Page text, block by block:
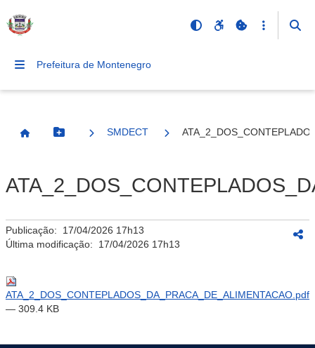
Prefeitura de Montenegro
Página InicialBotão Menu
SMDECT
Publicação: 17/04/2026 17h13
Última modificação: 17/04/2026 17h13
ATA_2_DOS_CONTEPLADOS_DA_PRACA_DE_ALIMENTACAO.pdf
— 309.4 KB